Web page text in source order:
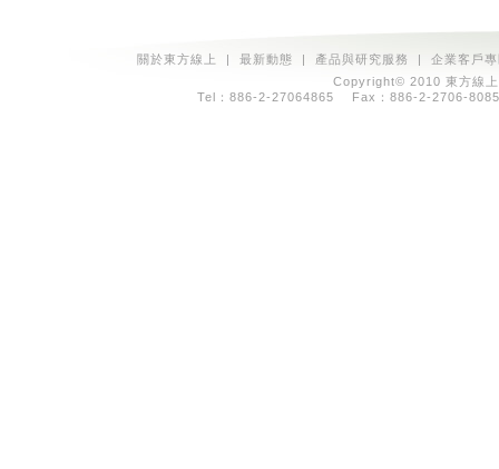
關於東方線上 | 最新動態 | 產品與研究服務 | 企業客戶
Copyright© 2010 東方線
Tel：886-2-27064865 Fax：886-2-2706-